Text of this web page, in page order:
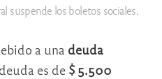
suspende los boletos sociales.
a una deuda
es de $ 5.500